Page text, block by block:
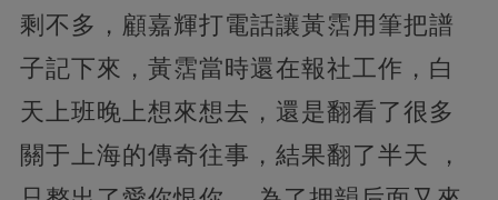
剩不多，顧嘉輝打電話讓黃霑用筆把譜
子記下來，黃霑當時還在報社工作，白
天上班晚上想來想去，還是翻看了很多
關于上海的傳奇往事，結果翻了半天 ，